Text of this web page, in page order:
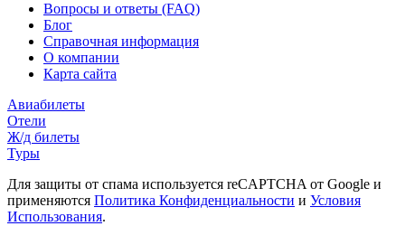
Вопросы и ответы (FAQ)
Блог
Справочная информация
О компании
Карта сайта
Авиабилеты
Отели
Ж/д билеты
Туры
Для защиты от спама используется reCAPTCHA от Google и
применяются Политика Конфиденциальности и Условия
Использования.